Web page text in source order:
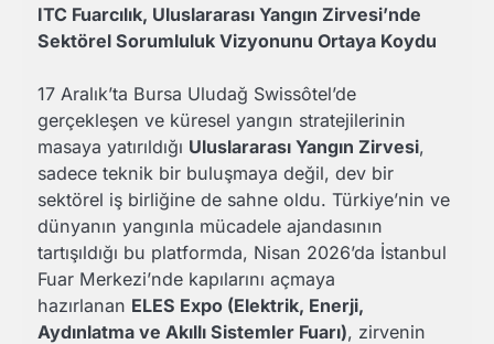
ITC Fuarcılık, Uluslararası Yangın Zirvesi’nde
Sektörel Sorumluluk Vizyonunu Ortaya Koydu
17 Aralık’ta Bursa Uludağ Swissôtel’de
gerçekleşen ve küresel yangın stratejilerinin
masaya yatırıldığı Uluslararası Yangın Zirvesi,
sadece teknik bir buluşmaya değil, dev bir
sektörel iş birliğine de sahne oldu. Türkiye’nin ve
dünyanın yangınla mücadele ajandasının
tartışıldığı bu platformda, Nisan 2026’da İstanbul
Fuar Merkezi’nde kapılarını açmaya
hazırlanan ELES Expo (Elektrik, Enerji,
Aydınlatma ve Akıllı Sistemler Fuarı), zirvenin